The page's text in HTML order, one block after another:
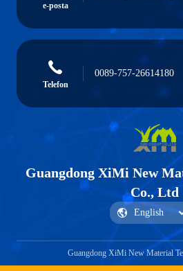
e-posta
Telefon
0089-757-26614180
Guangdong XiMi New
Co., Ltd
Guangdong XiMi New Material